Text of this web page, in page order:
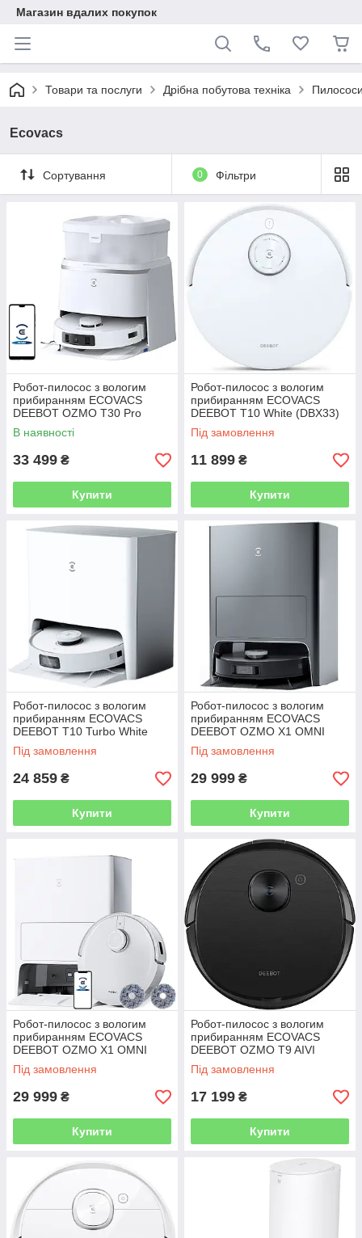
Магазин вдалих покупок
Товари та послуги Дрібна побутова техніка
Ecovacs
Сортування 0 Фільтри
Робот-пилосос з вологим
прибиранням ECOVACS
DEEBOT OZMO T30 Pro
Omni (DDX14)
В наявності
33 499 ₴
Купити
Робот-пилосос з вологим
прибиранням ECOVACS
DEEBOT T10 White (DBX33)
Під замовлення
11 899 ₴
Купити
Робот-пилосос з вологим
прибиранням ECOVACS
DEEBOT T10 Turbo White
(DBX23)
Під замовлення
24 859 ₴
Купити
Робот-пилосос з вологим
прибиранням ECOVACS
DEEBOT OZMO X1 OMNI
Black (DEX11)
Під замовлення
29 999 ₴
Купити
Робот-пилосос з вологим
прибиранням ECOVACS
DEEBOT OZMO X1 OMNI
White (DEX11)
Під замовлення
29 999 ₴
Купити
Робот-пилосос з вологим
прибиранням ECOVACS
DEEBOT OZMO T9 AIVI
(DBX12)
Під замовлення
17 199 ₴
Купити